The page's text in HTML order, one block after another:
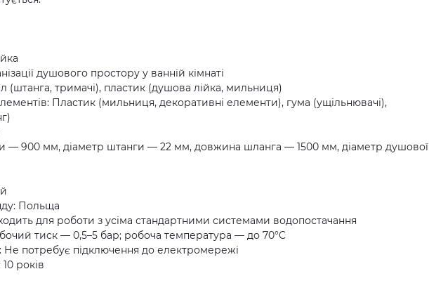
душового простору у ванній кімнаті
(штанга, тримачі), пластик (душова лійка, мильниця)
Пластик (мильниця, декоративні елементи), гума (ущільнювачі),
— 900 мм, діаметр штанги — 22 мм, довжина шланга — 1500 мм, діаметр душової
Польща
для роботи з усіма стандартними системами водопостачання
тиск — 0,5–5 бар; робоча температура — до 70°C
Не потребує підключення до електромережі
років